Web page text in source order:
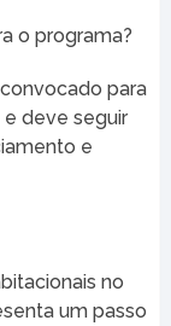
o programa?
para
deve seguir
e
no
um passo